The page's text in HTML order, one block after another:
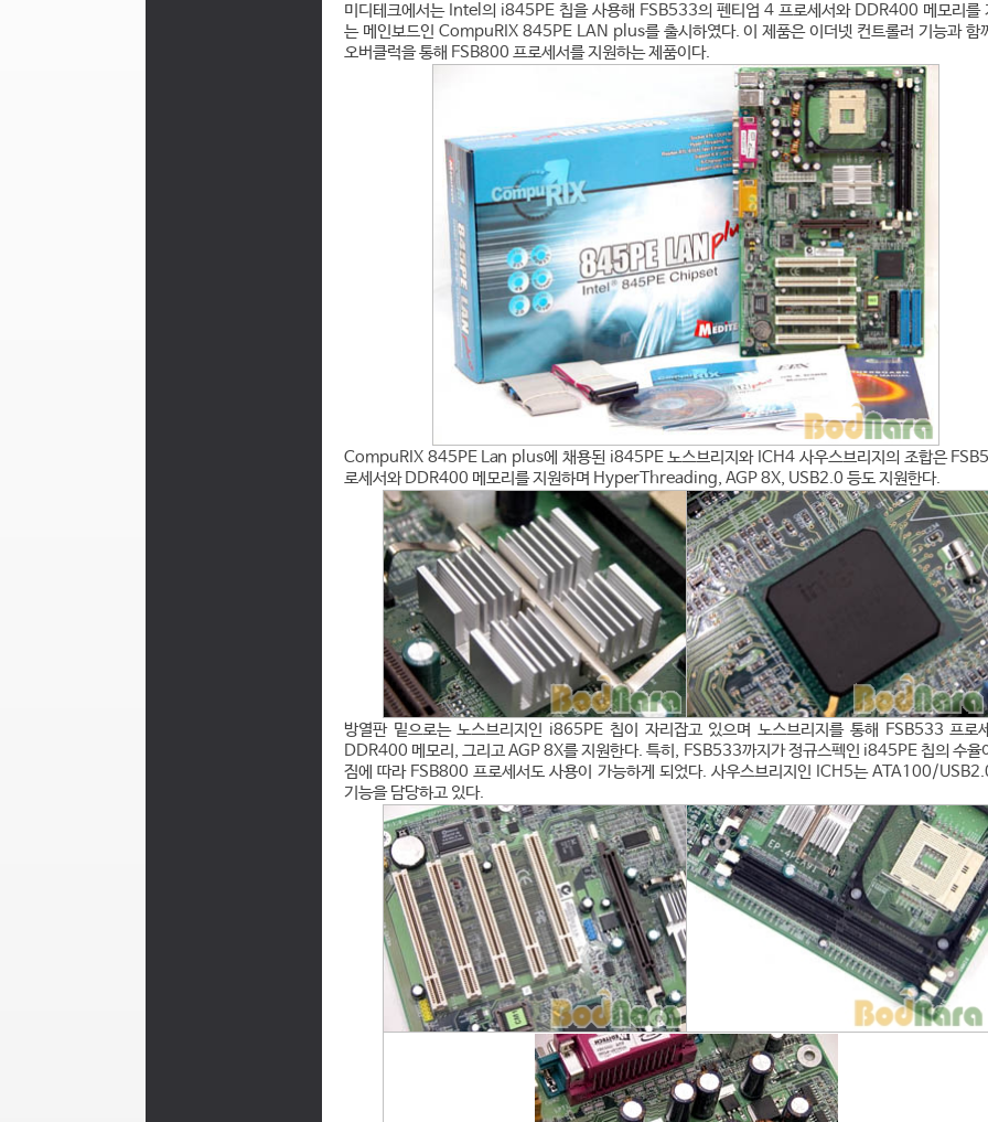
미디테크에서는 Intel의 i845PE 칩을 사용해 FSB533의 펜티엄 4 프로세서와 DDR400 메모리를
는 메인보드인 CompuRIX 845PE LAN plus를 출시하였다. 이 제품은 이더넷 컨트롤러 기능과 함
오버클럭을 통해 FSB800 프로세서를 지원하는 제품이다.
CompuRIX 845PE Lan plus에 채용된 i845PE 노스브리지와 ICH4 사우스브리지의 조합은
로세서와 DDR400 메모리를 지원하며 HyperThreading, AGP 8X, USB2.0 등도 지원한다.
방열판 밑으로는 노스브리지인 i865PE 칩이 자리잡고 있으며 노스브리지를 통해 FSB533 프로
DDR400 메모리, 그리고 AGP 8X를 지원한다. 특히, FSB533까지가 정규스펙인 i845PE 칩의 수율
짐에 따라 FSB800 프로세서도 사용이 가능하게 되었다. 사우스브리지인 ICH5는 ATA100/
기능을 담당하고 있다.